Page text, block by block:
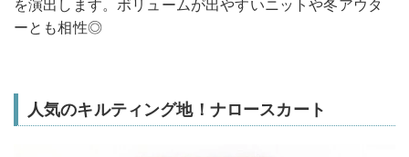
を演出します。ボリュームが出やすいニットや冬アウタ
ーとも相性◎
人気のキルティング地！ナロースカート